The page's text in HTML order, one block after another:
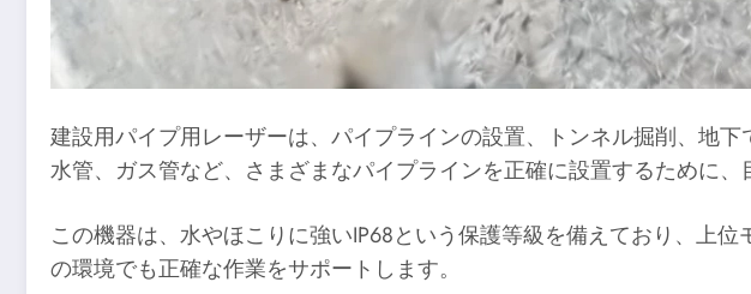
建設用パイプ用レーザーは、パイプラインの設置、トンネル掘削、地
水管、ガス管など、さまざまなパイプラインを正確に設置するために
この機器は、水やほこりに強いIP68という保護等級を備えており、上
の環境でも正確な作業をサポートします。